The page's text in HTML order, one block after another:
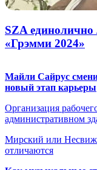
SZA
«Грэмми 2024»
Майли Сайрус
новый этап карьеры
Организация
административном
Мирский или
отличаются